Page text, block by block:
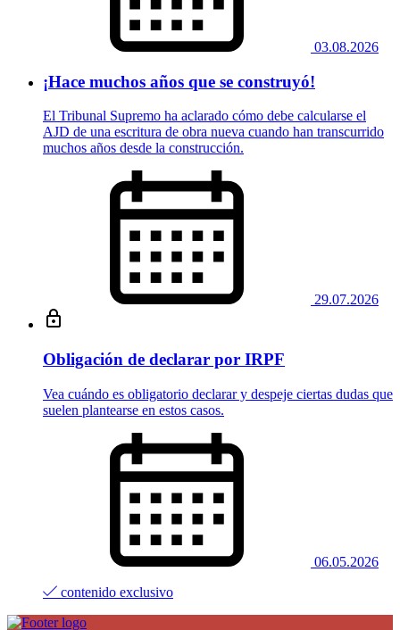
03.08.2026
¡Hace muchos años que se construyó!
El Tribunal Supremo ha aclarado cómo debe calcularse el
AJD de una escritura de obra nueva cuando han transcurrido
muchos años desde la construcción.
29.07.2026
Obligación de declarar por IRPF
Vea cuándo es obligatorio declarar y despeje ciertas dudas que
suelen plantearse en estos casos.
06.05.2026
contenido exclusivo